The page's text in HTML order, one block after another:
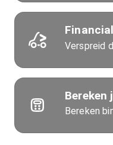
Verspreid
Bereken
Bereken